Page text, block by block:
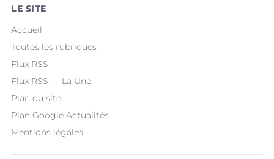
LE SITE
Accueil
Toutes les rubriques
Flux RSS
Flux RSS — La Une
Plan du site
Plan Google Actualités
Mentions légales